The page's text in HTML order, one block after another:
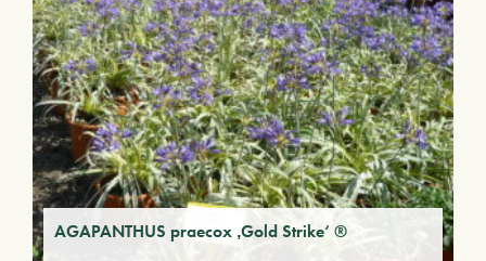
AGAPANTHUS praecox ‚Gold Strike‘ ®